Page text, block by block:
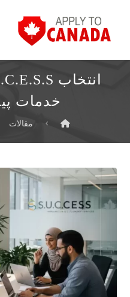
خدمات
مقالات